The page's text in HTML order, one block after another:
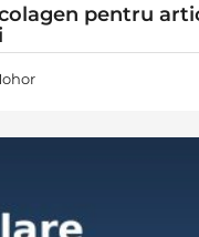
pentru